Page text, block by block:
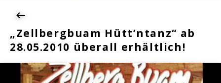
erhältlich!
„Zellbergbuam Hütt’ntanz“ ab
28.05.2010 überall erhältlich!